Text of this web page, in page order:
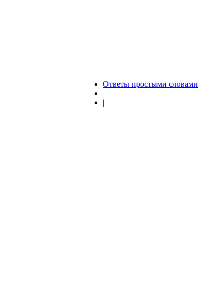
Ответы простыми словами
|